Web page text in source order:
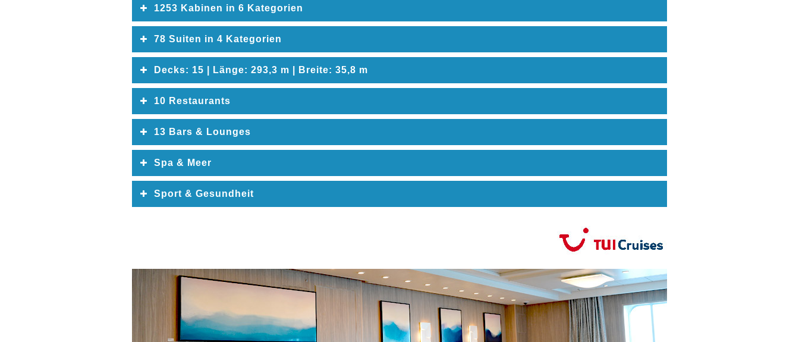
1253 Kabinen in 6 Kategorien
78 Suiten in 4 Kategorien
Decks: 15 | Länge: 293,3 m | Breite: 35,8 m
Deckplan als PDF
10 Restaurants
13 Bars & Lounges
Spa & Meer
Sport & Gesundheit